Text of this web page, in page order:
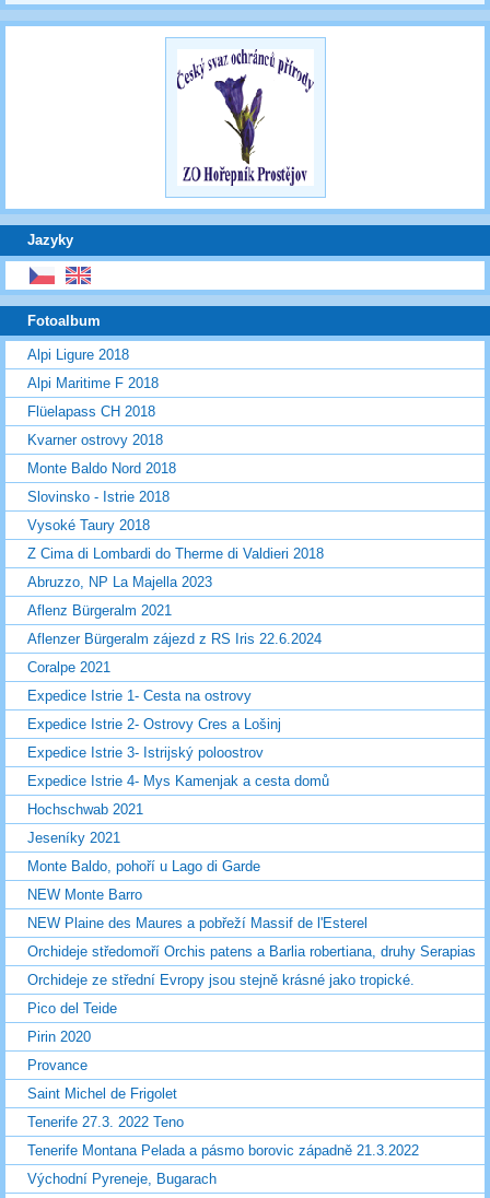
Jazyky
Fotoalbum
Alpi Ligure 2018
Alpi Maritime F 2018
Flüelapass CH 2018
Kvarner ostrovy 2018
Monte Baldo Nord 2018
Slovinsko - Istrie 2018
Vysoké Taury 2018
Z Cima di Lombardi do Therme di Valdieri 2018
Abruzzo, NP La Majella 2023
Aflenz Bürgeralm 2021
Aflenzer Bürgeralm zájezd z RS Iris 22.6.2024
Coralpe 2021
Expedice Istrie 1- Cesta na ostrovy
Expedice Istrie 2- Ostrovy Cres a Lošinj
Expedice Istrie 3- Istrijský poloostrov
Expedice Istrie 4- Mys Kamenjak a cesta domů
Hochschwab 2021
Jeseníky 2021
Monte Baldo, pohoří u Lago di Garde
NEW Monte Barro
NEW Plaine des Maures a pobřeží Massif de l'Esterel
Orchideje středomoří Orchis patens a Barlia robertiana, druhy Serapias
Orchideje ze střední Evropy jsou stejně krásné jako tropické.
Pico del Teide
Pirin 2020
Provance
Saint Michel de Frigolet
Tenerife 27.3. 2022 Teno
Tenerife Montana Pelada a pásmo borovic západně 21.3.2022
Východní Pyreneje, Bugarach